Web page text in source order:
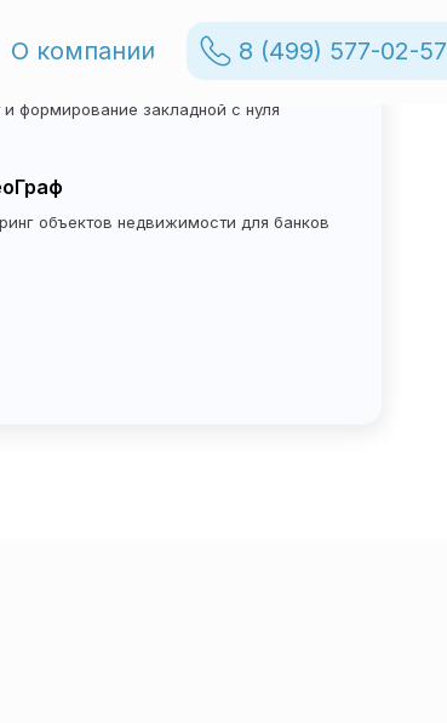
8 (499) 577-02-57
8 (499) 577-02-57
О компаниизакладные
бумажных закладных в электронный
формирование закладной с нуля
объектов недвижимости для банков